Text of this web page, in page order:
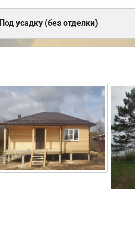
Под усадку (без отделки)